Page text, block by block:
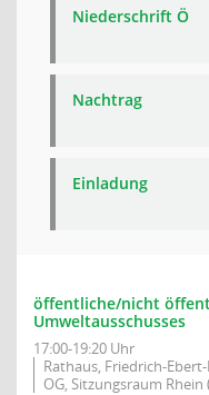
Niederschrift Ö
Nachtrag
Einladung
öffentliche/nicht
Umweltausschusses
17:00-19:20 Uhr
Rathaus, Friedrich-
OG, Sitzungsraum Rhein